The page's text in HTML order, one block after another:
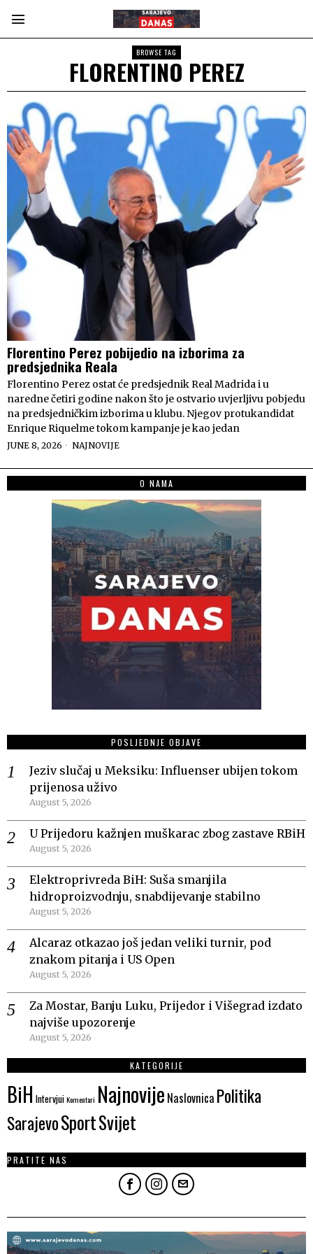
BROWSE TAG
FLORENTINO PEREZ
Florentino Perez pobijedio na izborima za
predsjednika Reala
Florentino Perez ostat će predsjednik Real Madrida i u
naredne četiri godine nakon što je ostvario uvjerljivu pobjedu
na predsjedničkim izborima u klubu. Njegov protukandidat
Enrique Riquelme tokom kampanje je kao jedan
JUNE 8, 2026 NAJNOVIJE
O NAMA
POSLJEDNJE OBJAVE
Jeziv slučaj u Meksiku: Influenser ubijen tokom
prijenosa uživo
August 5, 2026
U Prijedoru kažnjen muškarac zbog zastave RBiH
August 5, 2026
Elektroprivreda BiH: Suša smanjila
hidroproizvodnju, snabdijevanje stabilno
August 5, 2026
Alcaraz otkazao još jedan veliki turnir, pod
znakom pitanja i US Open
August 5, 2026
Za Mostar, Banju Luku, Prijedor i Višegrad izdato
najviše upozorenje
August 5, 2026
KATEGORIJE
BiH IntervjuiKomentari Najnovije Naslovnica Politika
SarajevoSportSvijet
PRATITE NAS